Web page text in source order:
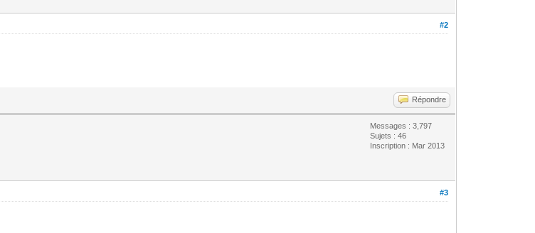
#2
Répondre
Messages : 3,797
Sujets : 46
Inscription : Mar 2013
#3